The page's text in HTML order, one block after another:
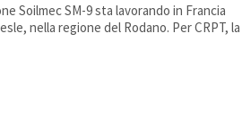
Soilmec SM-9 sta lavorando in Francia
nella regione del Rodano. Per CRPT, la